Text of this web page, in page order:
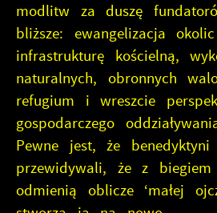
modlitw za duszę
bliższe: ewangelizacja
infrastrukturę kościelną,
naturalnych, obronnych
refugium i wreszcie
gospodarczego
Pewne jest, że
przewidywali, że z
odmienią oblicze ‘małej